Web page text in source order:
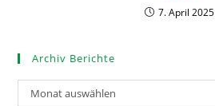
7. April 2025
Archiv Berichte
Monat auswählen